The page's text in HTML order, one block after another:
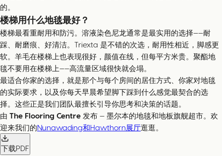
的。
楼梯用什么地毯最好？
楼梯最看重耐用和防污。溶液染色尼龙通常是最实用的选择——耐
踩、耐磨痕、好清洁。Triexta 是不错的次选，耐用性相近，脚感更
软。羊毛在楼梯上也表现很好，颜值在线，但每平方米贵。聚酯地
毯不要用在楼梯上——高流量区域很快就会塌。
最适合你家的选择，就是那个与每个房间的居住方式、你家对地毯
的实际要求，以及你每天早晨希望脚下踩到什么感觉最契合的选
择。这些正是我们团队最擅长引导你思考和决策的话题。
由 The Flooring Centre 发布 — 墨尔本的地毯和地板旗舰超市。欢
迎来我们的Nunawading和Hawthorn展厅逛逛。
下载PDF